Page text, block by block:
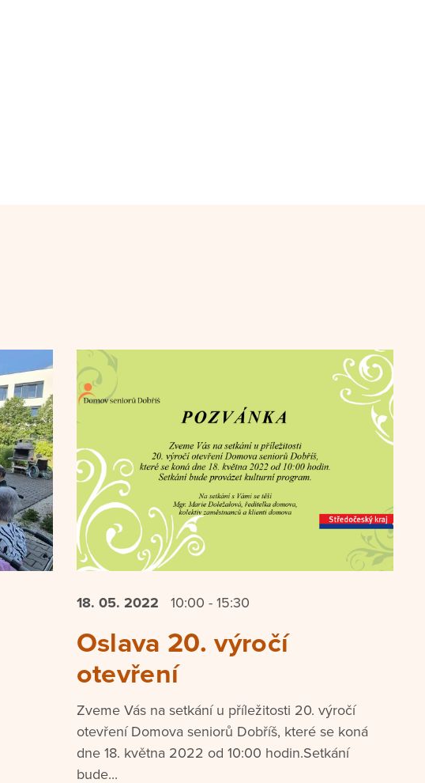
18. 05. 2022 10:00 - 15:30
Oslava 20. výročí
otevření
Zveme Vás na setkání u příležitosti 20. výročí
otevření Domova seniorů Dobříš, které se koná
dne 18. května 2022 od 10:00 hodin.Setkání
bude...